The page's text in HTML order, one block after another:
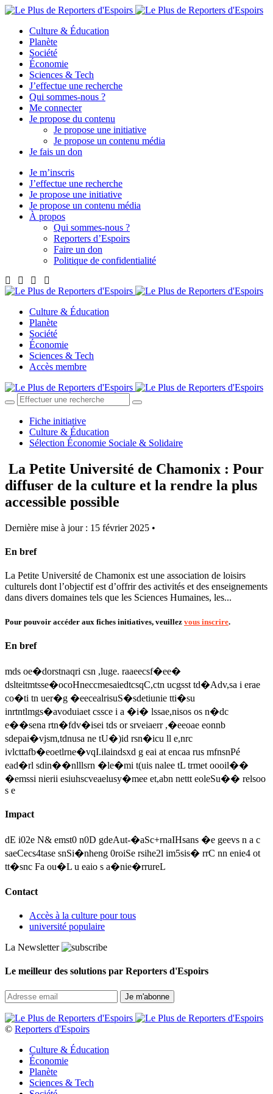
Culture & Éducation
Planète
Société
Économie
Sciences & Tech
J’effectue une recherche
Qui sommes-nous ?
Me connecter
Je propose du contenu
Je propose une initiative
Je propose un contenu média
Je fais un don
Je m’inscris
J’effectue une recherche
Je propose une initiative
Je propose un contenu média
À propos
Qui sommes-nous ?
Reporters d’Espoirs
Faire un don
Politique de confidentialité
Culture & Éducation
Planète
Société
Économie
Sciences & Tech
Accès membre
Fiche initiative
Culture & Éducation
Sélection Économie Sociale & Solidaire
La Petite Université de Chamonix : Pour
diffuser de la culture et la rendre la plus
accessible possible
Dernière mise à jour : 15 février 2025 •
En bref
La Petite Université de Chamonix est une association de loisirs
culturels dont l’objectif est d’offrir des activités et des enseignements
dans divers domaines tels que les Sciences Humaines, les...
Pour pouvoir accéder aux fiches initiatives, veuillez vous inscrire.
En bref
mds oe�dorstnaqri csn ,luge. raaeecsf�ee�
dslteitmtsse�ocoHneccmesaiedtcsqC,ctn ucgsst td�Adv,sa i erae
co�ti tn uer�g �eecealrisuS�sdetiunie tti�su
inrtntlmgs�avoduiaet cssce i a �i� lssae,nisos os n�dc
e��sena rtn�fdv�isei tds or srveiaerr ,�eeoae eonnb
sdepai�vjsm,tdnusa ne tU�)id rsn�icu ll e,nrc
ivlcttafb�eoetlrne�vqI.ilaindsxd g eai at encaa rus mfnsnPé
ead�rl sdin��nlllsrn �le�mi t(uis nalee tL trmet oooil��
�emssi nierii esiuhscveaelusy�mee et,abn nettt eoleSu�� relsoo
s e
Impact
dE i02e N& emst0 n0D gdeAut-�aSc+rnaIHsans �e geevs n a c
saeCecs4tase snSi�nheng 0roiSe rsihe2l im5sis� rrC nn enie4 ot
tt�snc Fa ou�L u eaio s a�nie�rrureL
Contact
Accès à la culture pour tous
université populaire
La Newsletter
Le meilleur des solutions par Reporters d'Espoirs
© Reporters d'Espoirs
Culture & Éducation
Économie
Planète
Sciences & Tech